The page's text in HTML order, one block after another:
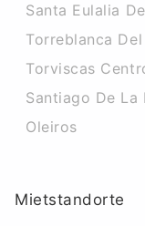
Santa Eulalia
Torreblanca
Torviscas
Santiago De La
Oleiros
Mietstandorte